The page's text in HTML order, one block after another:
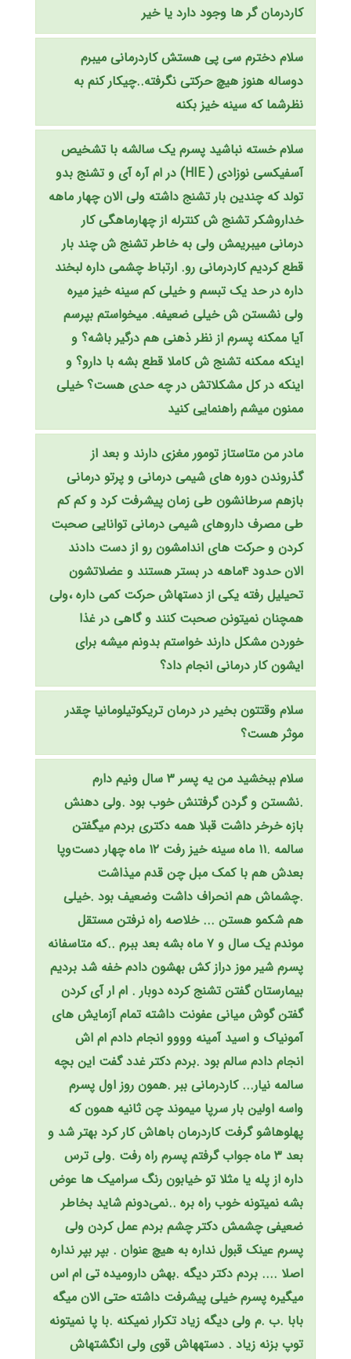
کاردرمان گر ها وجود دارد یا خیر
سلام دخترم سی پی هستش کاردرمانی میبرم
دوساله هنوز هیچ حرکتی نگرفته..چیکار کنم به
نظرشما که سینه خیز بکنه
سلام خسته نباشید پسرم یک سالشه با تشخیص
آسفیکسی نوزادی ( HIE) در ام آره آی و تشنج بدو
تولد که چندین بار تشنج داشته ولی الان چهار ماهه
خداروشکر تشنج ش کنترله از چهارماهگی کار
درمانی میبریمش ولی به خاطر تشنج ش چند بار
قطع کردیم کاردرمانی رو. ارتباط چشمی داره لبخند
داره در حد یک تبسم و خیلی کم سینه خیز میره
ولی نشستن ش خیلی ضعیفه. میخواستم بپرسم
آیا ممکنه پسرم از نظر ذهنی هم درگیر باشه؟ و
اینکه ممکنه تشنج ش کاملا قطع بشه با دارو؟ و
اینکه در کل مشکلاتش در چه حدی هست؟ خیلی
ممنون میشم راهنمایی کنید
مادر من متاستاز تومور مغزی دارند و بعد از
گذروندن دوره های شیمی درمانی و پرتو درمانی
بازهم سرطانشون طی زمان پیشرفت کرد و کم کم
طی مصرف داروهای شیمی درمانی توانایی صحبت
کردن و حرکت های اندامشون رو از دست دادند
الان حدود ۴ماهه در بستر هستند و عضلاتشون
تحیلیل رفته یکی از دستهاش حرکت کمی داره ،ولی
همچنان نمیتونن صحبت کنند و گاهی در غذا
خوردن مشکل دارند خواستم بدونم میشه برای
ایشون کار درمانی انجام داد؟
سلام وقتتون بخير در درمان تريكوتيلومانيا چقدر
موثر هست؟
سلام ببخشید من یه پسر ۳ سال ونیم دارم
.نشستن و گردن گرفتنش خوب بود .ولی دهنش
بازه خرخر داشت قبلا همه دکتری بردم میگفتن
سالمه .۱۱ ماه سینه خیز رفت ۱۲ ماه چهار دست‌وپا
بعدش هم با کمک مبل چن قدم میذاشت
.چشماش هم انحراف داشت وضعیف بود .خیلی
هم شکمو هستن ... خلاصه راه نرفتن مستقل
موندم یک سال و ۷ ماه بشه بعد ببرم ..که متاسفانه
پسرم شیر موز دراز کش بهشون دادم خفه شد بردیم
بیمارستان گفتن تشنج کرده دوبار . ام ار آی کردن
گفتن گوش میانی عفونت داشته تمام آزمایش های
آمونیاک و اسید آمینه وووو انجام دادم ام اش
انجام دادم سالم بود .بردم دکتر غدد گفت این بچه
سالمه نیار... کاردرمانی ببر .همون روز اول پسرم
واسه اولین بار سرپا میموند چن ثانیه همون که
پهلوهاشو گرفت کاردرمان باهاش کار کرد بهتر شد و
بعد ۳ ماه جواب گرفتم پسرم راه رفت .ولی ترس
داره از پله یا مثلا تو خیابون رنگ سرامیک ها عوض
بشه نمیتونه خوب راه بره ..نمی‌دونم شاید بخاطر
ضعیفی چشمش دکتر چشم بردم عمل کردن ولی
پسرم عینک قبول نداره به هیچ عنوان . بپر بپر نداره
اصلا .... بردم دکتر دیگه .بهش دارو‌میده تی ام اس
میگیره پسرم خیلی پیشرفت داشته حتی الان میگه
بابا .ب .م ولی دیگه زیاد تکرار نمیکنه .با پا نمیتونه
توپ بزنه زیاد . دستههاش قوی ولی انگشتهاش